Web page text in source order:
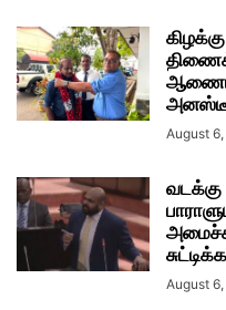
August
வடக்கு
August